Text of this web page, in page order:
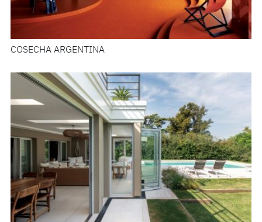
COSECHA ARGENTINA